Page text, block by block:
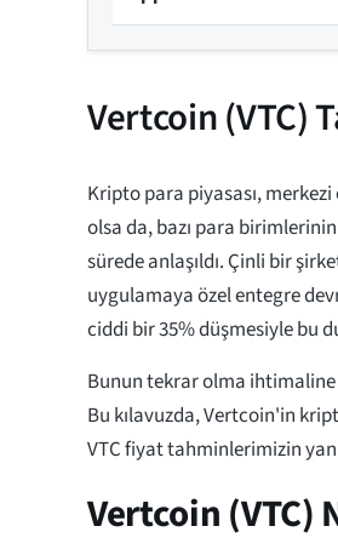
Vertcoin (VTC)
Kripto para piyasası,
olsa da, bazı para
sürede anlaşıldı. Çinli bir
uygulamaya özel entegre
ciddi bir 35% düşmesiyle bu
Bunun tekrar olma
Bu kılavuzda, Vertcoin'in
VTC fiyat tahminlerimizin
Vertcoin (VTC)